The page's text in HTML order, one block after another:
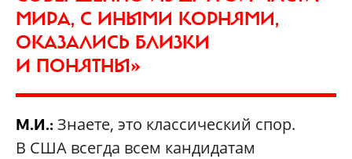
МИРА, С ИНЫМИ КОРНЯМИ,
ОКАЗАЛИСЬ БЛИЗКИ
И ПОНЯТНЫ»
М.И.:Знаете, это классический спор.
В США всегда всем кандидатам